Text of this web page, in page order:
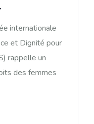
internationale
et Dignité pour
rappelle un
des femmes